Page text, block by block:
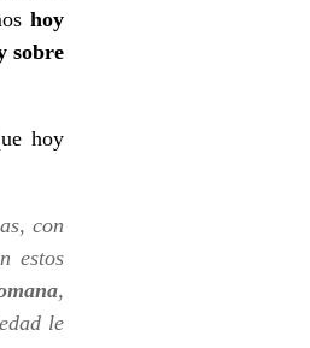
hoy
sobre
hoy
con
estos
,
le